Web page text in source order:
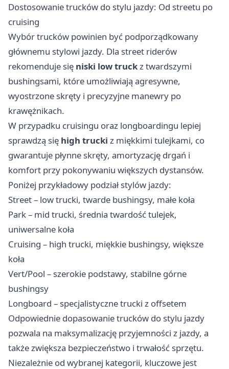
Dostosowanie trucków do stylu jazdy: Od streetu po
cruising
Wybór trucków powinien być podporządkowany
głównemu stylowi jazdy. Dla street riderów
rekomenduje się niski low truckz twardszymi
bushingsami, które umożliwiają agresywne,
wyostrzone skręty i precyzyjne manewry po
krawężnikach.
W przypadku cruisingu oraz longboardingu lepiej
sprawdzą się high trucki z miękkimi tulejkami, co
gwarantuje płynne skręty, amortyzację drgań i
komfort przy pokonywaniu większych dystansów.
Poniżej przykładowy podział stylów jazdy:
Street – low trucki, twarde bushingsy, małe koła
Park – mid trucki, średnia twardość tulejek,
uniwersalne koła
Cruising – high trucki, miękkie bushingsy, większe
koła
Vert/Pool – szerokie podstawy, stabilne górne
bushingsy
Longboard – specjalistyczne trucki z offsetem
Odpowiednie dopasowanie trucków do stylu jazdy
pozwala na maksymalizację przyjemności z jazdy, a
także zwiększa bezpieczeństwo i trwałość sprzętu.
Niezależnie od wybranej kategorii, kluczowe jest